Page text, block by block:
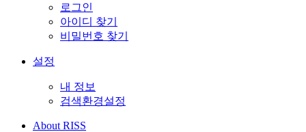
로그인
아이디 찾기
비밀번호 찾기
설정
내 정보
검색환경설정
About RISS